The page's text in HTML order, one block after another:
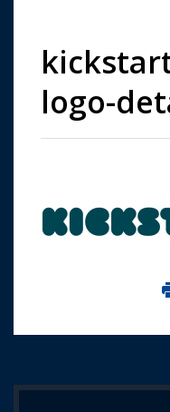
logo-